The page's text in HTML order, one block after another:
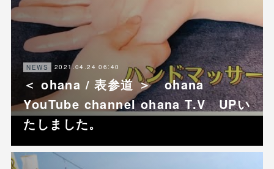
NEWS 2021.04.24 06:40
＜ ohana / 表参道 ＞ ohana
YouTube channel ohana T.V UPい
たしました。